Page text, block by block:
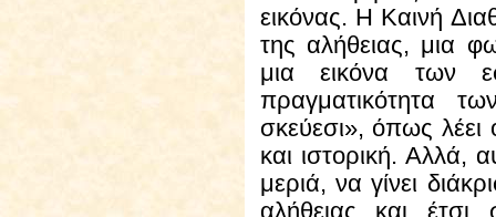
εικόνας. Η Καινή
της αλήθειας, μια
μια εικόνα των
πραγματικότητα
σκεύεσι», όπως
και ιστορική. Αλλά,
μεριά, να γίνει
αλήθειας και